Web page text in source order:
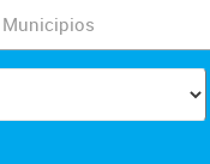
Municipios